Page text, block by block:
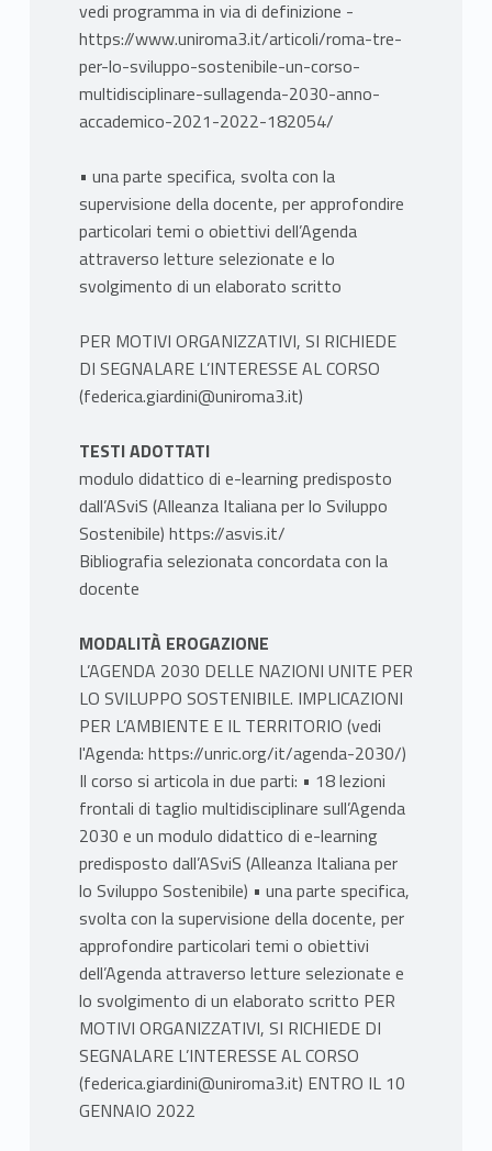
vedi programma in via di definizione -
https://www.uniroma3.it/articoli/roma-tre-
per-lo-sviluppo-sostenibile-un-corso-
multidisciplinare-sullagenda-2030-anno-
accademico-2021-2022-182054/
• una parte specifica, svolta con la
supervisione della docente, per approfondire
particolari temi o obiettivi dell’Agenda
attraverso letture selezionate e lo
svolgimento di un elaborato scritto
PER MOTIVI ORGANIZZATIVI, SI RICHIEDE
DI SEGNALARE L’INTERESSE AL CORSO
(federica.giardini@uniroma3.it)
TESTI ADOTTATI
modulo didattico di e-learning predisposto
dall’ASviS (Alleanza Italiana per lo Sviluppo
Sostenibile) https://asvis.it/
Bibliografia selezionata concordata con la
docente
MODALITÀ EROGAZIONE
L’AGENDA 2030 DELLE NAZIONI UNITE PER
LO SVILUPPO SOSTENIBILE. IMPLICAZIONI
PER L’AMBIENTE E IL TERRITORIO (vedi
l'Agenda: https://unric.org/it/agenda-2030/)
Il corso si articola in due parti: • 18 lezioni
frontali di taglio multidisciplinare sull’Agenda
2030 e un modulo didattico di e-learning
predisposto dall’ASviS (Alleanza Italiana per
lo Sviluppo Sostenibile) • una parte specifica,
svolta con la supervisione della docente, per
approfondire particolari temi o obiettivi
dell’Agenda attraverso letture selezionate e
lo svolgimento di un elaborato scritto PER
MOTIVI ORGANIZZATIVI, SI RICHIEDE DI
SEGNALARE L’INTERESSE AL CORSO
(federica.giardini@uniroma3.it) ENTRO IL 10
GENNAIO 2022